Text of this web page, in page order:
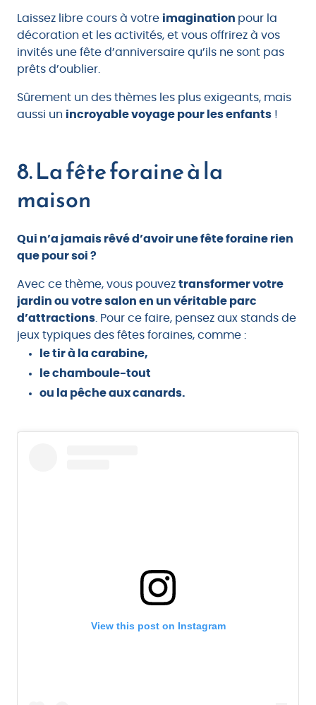
Laissez libre cours à votre imagination pour la
décoration et les activités, et vous offrirez à vos
invités une fête d’anniversaire qu’ils ne sont pas
prêts d’oublier.
Sûrement un des thèmes les plus exigeants, mais
aussi un incroyable voyage pour les enfants !
8. La fête foraine à la
maison
Qui n’a jamais rêvé d’avoir une fête foraine rien
que pour soi ?
Avec ce thème, vous pouvez transformer votre
jardin ou votre salon en un véritable parc
d’attractions . Pour ce faire, pensez aux stands de
jeux typiques des fêtes foraines, comme :
le tir à la carabine,
le chamboule-tout
ou la pêche aux canards.
View this post on Instagram